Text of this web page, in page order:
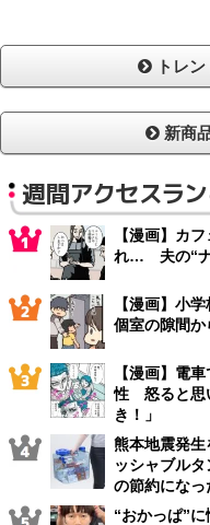
トレン
新商
週間アクセスラ
【漫画】カ
れ… 夫の“ナ
【漫画】小
個室の隙間か
【漫画】電
性 怒ると思
き！」
熊本地震発
ッシャブル
の節約になっ
“おかっぱ”